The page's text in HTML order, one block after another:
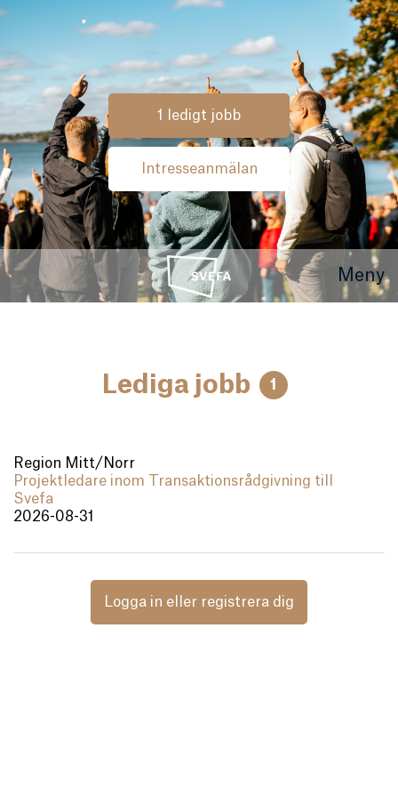
1 ledigt jobb
Intresseanmälan
Meny
Lediga jobb 1
Region Mitt/Norr
Projektledare inom Transaktionsrådgivning till
Svefa
2026-08-31
Logga in eller registrera dig